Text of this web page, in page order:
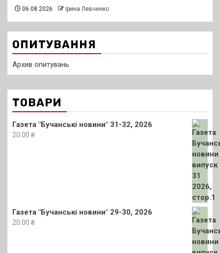
06.08.2026 Ірина Левченко
ОПИТУВАННЯ
Архив опитувань
ТОВАРИ
Газета "Бучанські новини" 31-32, 2026
20.00 ₴
Газета "Бучанські новини" 29-30, 2026
20.00 ₴